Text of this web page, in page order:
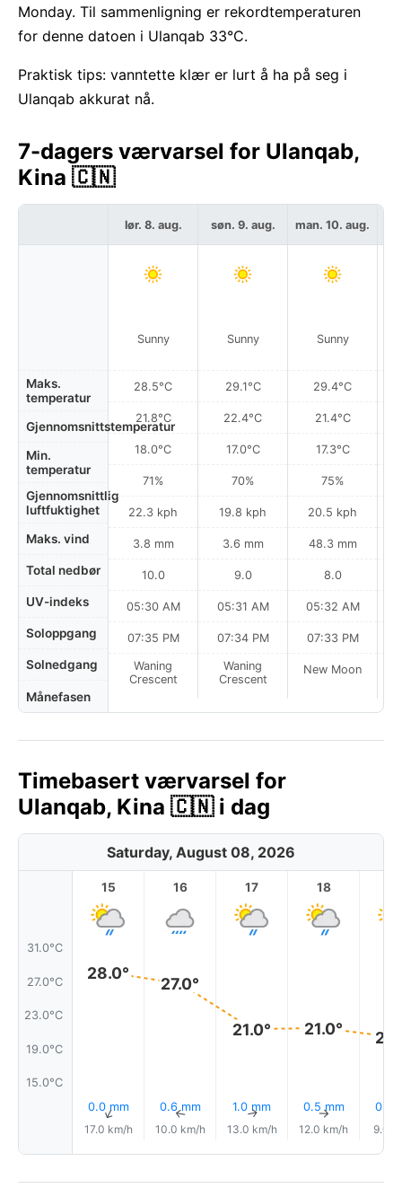
Monday. Til sammenligning er rekordtemperaturen
for denne datoen i Ulanqab 33°C.
Praktisk tips: vanntette klær er lurt å ha på seg i
Ulanqab akkurat nå.
7-dagers værvarsel for Ulanqab,
Kina 🇨🇳
Maks.
temperatur
Gjennomsnittstemperatur
Min.
temperatur
Gjennomsnittlig
luftfuktighet
Maks. vind
Total nedbør
UV-indeks
Soloppgang
Solnedgang
Månefasen
lør. 8. aug.
Sunny
28.5°C
21.8°C
18.0°C
71%
22.3 kph
3.8 mm
10.0
05:30 AM
07:35 PM
Waning
Crescent
søn. 9. aug.
Sunny
29.1°C
22.4°C
17.0°C
70%
19.8 kph
3.6 mm
9.0
05:31 AM
07:34 PM
Waning
Crescent
man. 10. aug.
Sunny
29.4°C
21.4°C
17.3°C
75%
20.5 kph
48.3 mm
8.0
05:32 AM
07:33 PM
New Moon
Timebasert værvarsel for
Ulanqab, Kina 🇨🇳 i dag
Saturday, August 08, 2026
31.0°C
27.0°C
23.0°C
19.0°C
15.0°C
15
28.0°
0.0 mm
↑
17.0 km/h
16
27.0°
0.6 mm
↑
10.0 km/h
17
21.0°
1.0 mm
↑
13.0 km/h
18
21.0°
0.5 mm
↑
12.0 km/h
0.5
9.0